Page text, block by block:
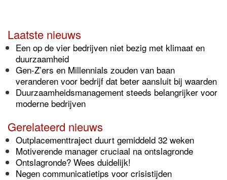
Laatste nieuws
Een op de vier bedrijven niet bezig met klimaat en
duurzaamheid
Gen-Z’ers en Millennials zouden van baan
veranderen voor bedrijf dat beter aansluit bij waarden
Duurzaamheidsmanagement steeds belangrijker voor
moderne bedrijven
Gerelateerd nieuws
Outplacementtraject duurt gemiddeld 32 weken
Motiverende manager cruciaal na ontslagronde
Ontslagronde? Wees duidelijk!
Negen communicatietips voor crisistijden